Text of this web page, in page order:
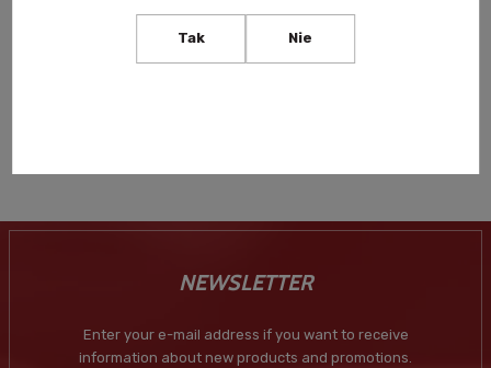
NEWSLETTER
Enter your e-mail address if you want to receive
information about new products and promotions.
Tak Nie